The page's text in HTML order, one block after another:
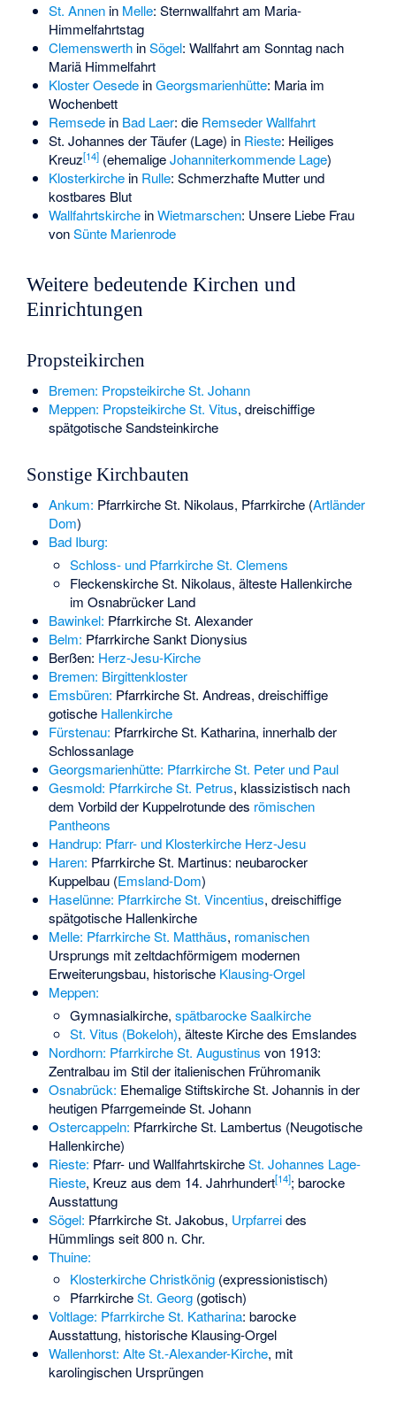
St. Annenin Melle: Sternwallfahrt am Maria-
Himmelfahrtstag
ClemenswerthinSögel: Wallfahrt am Sonntag nach
Mariä Himmelfahrt
Kloster OesedeinGeorgsmarienhütte: Maria im
Wochenbett
Remsedein Bad Laer: die Remseder Wallfahrt
St. Johannes der Täufer (Lage) in Rieste: Heiliges
Kreuz[14](ehemaligeJohanniterkommende Lage)
Klosterkirchein Rulle: Schmerzhafte Mutter und
kostbares Blut
WallfahrtskircheinWietmarschen: Unsere Liebe Frau
vonSünte Marienrode
Weitere bedeutende Kirchen und
Einrichtungen
Propsteikirchen
Bremen: Propsteikirche St. Johann
Meppen: Propsteikirche St. Vitus, dreischiffige
spätgotische Sandsteinkirche
Sonstige Kirchbauten
Ankum: Pfarrkirche St. Nikolaus, Pfarrkirche (Artländer
Dom)
Bad Iburg:
Schloss- und Pfarrkirche St. Clemens
Fleckenskirche St. Nikolaus, älteste Hallenkirche
im Osnabrücker Land
Bawinkel: Pfarrkirche St. Alexander
Belm: Pfarrkirche Sankt Dionysius
Berßen: Herz-Jesu-Kirche
Bremen: Birgittenkloster
Emsbüren: Pfarrkirche St. Andreas, dreischiffige
gotische Hallenkirche
Fürstenau: Pfarrkirche St. Katharina, innerhalb der
Schlossanlage
Georgsmarienhütte: Pfarrkirche St. Peter und Paul
Gesmold: Pfarrkirche St. Petrus, klassizistisch nach
dem Vorbild der Kuppelrotunde des römischen
Pantheons
Handrup: Pfarr- und Klosterkirche Herz-Jesu
Haren: Pfarrkirche St. Martinus: neubarocker
Kuppelbau (Emsland-Dom)
Haselünne: Pfarrkirche St. Vincentius, dreischiffige
spätgotische Hallenkirche
Melle: Pfarrkirche St. Matthäus, romanischen
Ursprungs mit zeltdachförmigem modernen
Erweiterungsbau, historische Klausing-Orgel
Meppen:
Gymnasialkirche,spätbarocke Saalkirche
St. Vitus (Bokeloh), älteste Kirche des Emslandes
Nordhorn: Pfarrkirche St. Augustinus von 1913:
Zentralbau im Stil der italienischen Frühromanik
Osnabrück: Ehemalige Stiftskirche St. Johannis in der
heutigen Pfarrgemeinde St. Johann
Ostercappeln: Pfarrkirche St. Lambertus (Neugotische
Hallenkirche)
Rieste: Pfarr- und WallfahrtskircheSt. Johannes Lage-
Rieste, Kreuz aus dem 14. Jahrhundert[14]; barocke
Ausstattung
Sögel: Pfarrkirche St. Jakobus, Urpfarreides
Hümmlings seit 800 n. Chr.
Thuine:
Klosterkirche Christkönig (expressionistisch)
PfarrkircheSt. Georg (gotisch)
Voltlage: Pfarrkirche St. Katharina: barocke
Ausstattung, historische Klausing-Orgel
Wallenhorst: Alte St.-Alexander-Kirche, mit
karolingischen Ursprüngen